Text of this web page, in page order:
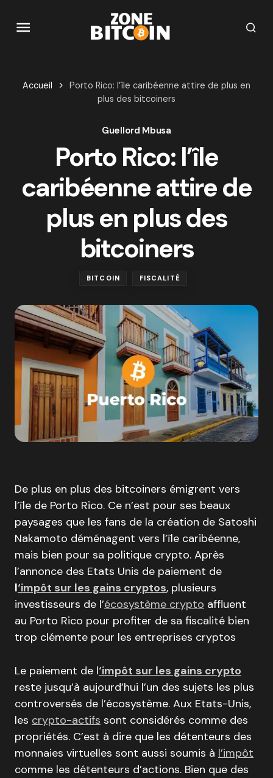
Accueil
Porto Rico: l’île caribéenne attire de plus en
plus des bitcoiners
Guellord Mbusa
Porto Rico: l’île
caribéenne attire de
plus en plus des
bitcoiners
BITCOIN FISCALITÉ
De plus en plus des bitcoiners émigrent vers
l’île de Porto Rico. Ce n’est pour ses beaux
paysages que les fans de la création de Satoshi
Nakamoto déménagent vers l’île caribéenne,
mais bien pour sa politique crypto. Après
l’annonce des Etats Unis de paiement de
l‘impôt sur les gains cryptos, plusieurs
investisseurs de l’écosystème crypto affluent
au Porto Rico pour profiter de sa fiscalité bien
trop clémente pour les entreprises cryptos
Le paiement de l‘impôt sur les gains crypto
reste jusqu’à aujourd’hui l’un des sujets les plus
controversés de l’écosystème. Aux Etats-Unis,
les crypto-actifs sont considérés comme des
propriétés. C’est à dire que les détenteurs des
monnaies virtuelles sont aussi soumis à l’impôt
comme les détenteurs d’actions. Bien que des